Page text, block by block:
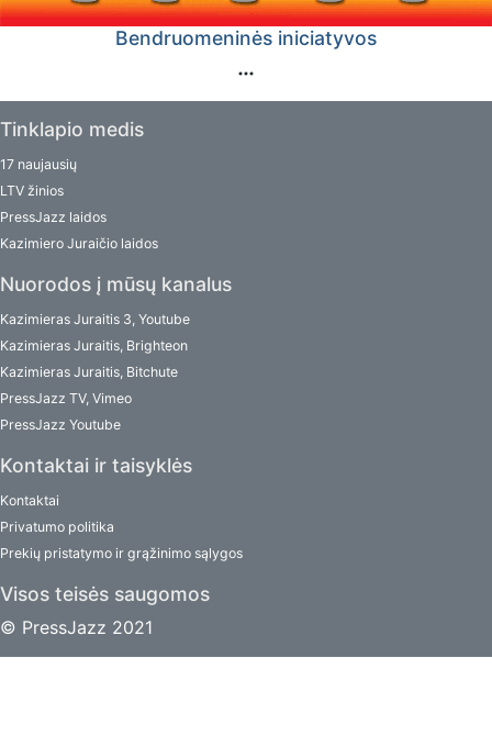
Bendruomeninės iniciatyvos
Tinklapio medis
17 naujausių
LTV žinios
PressJazz laidos
Kazimiero Juraičio laidos
Nuorodos į mūsų kanalus
Kazimieras Juraitis 3, Youtube
Kazimieras Juraitis, Brighteon
Kazimieras Juraitis, Bitchute
PressJazz TV, Vimeo
PressJazz Youtube
Kontaktai ir taisyklės
Kontaktai
Privatumo politika
Prekių pristatymo ir grąžinimo sąlygos
Visos teisės saugomos
© PressJazz 2021